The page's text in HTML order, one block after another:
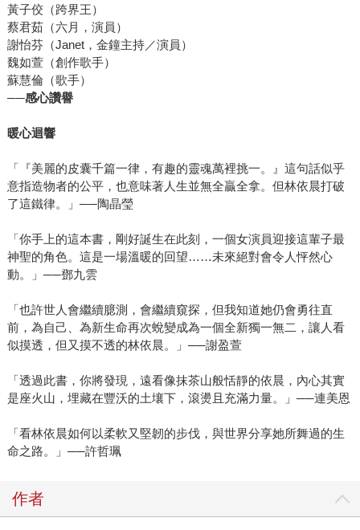
黃子佼（跨界王）
蔡君茹（六月，演員）
謝怡芬（Janet，金鐘主持／演員）
魏如萱（創作歌手）
蘇慧倫（歌手）
──感心讚譽
暖心迴響
「『美麗的皮囊千篇一律，有趣的靈魂萬裡挑一。』這句話似乎
意指造物者的公平，也意味著人生並無全贏全拿。但林依晨打破
了這鐵律。」──陶晶瑩
「你手上的這本書，剛好誕生在此刻，一個女演員迎接這輩子最
神聖的角色。這是一場溫暖的回望……未來絕對會令人怦然心
動。」──鄧九雲
「也許世人會繼續臆測，會繼續窺探，但我知道她仍會勇往直
前，為自己、為新生命再次蛻變成為一個全新獨一無二，讓人看
似摸透，但又摸不透的林依晨。」──謝盈萱
「透過此書，你將發現，遠看像抹茶山般恬靜的依晨，內心其實
是座火山，埋藏在豐沃的土壤下，滾燙且充滿力量。」──連美恩
「看林依晨如何以柔軟又堅韌的步伐，與世界分享她所舞過的生
命之路。」──許哲珮
作者